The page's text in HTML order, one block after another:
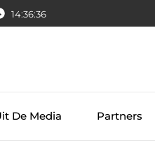
14:36:36
De Media Partners